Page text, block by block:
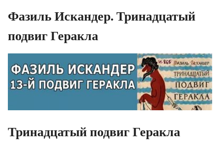
Фазиль Искандер. Тринадцатый
подвиг Геракла
Тринадцатый подвиг Геракла